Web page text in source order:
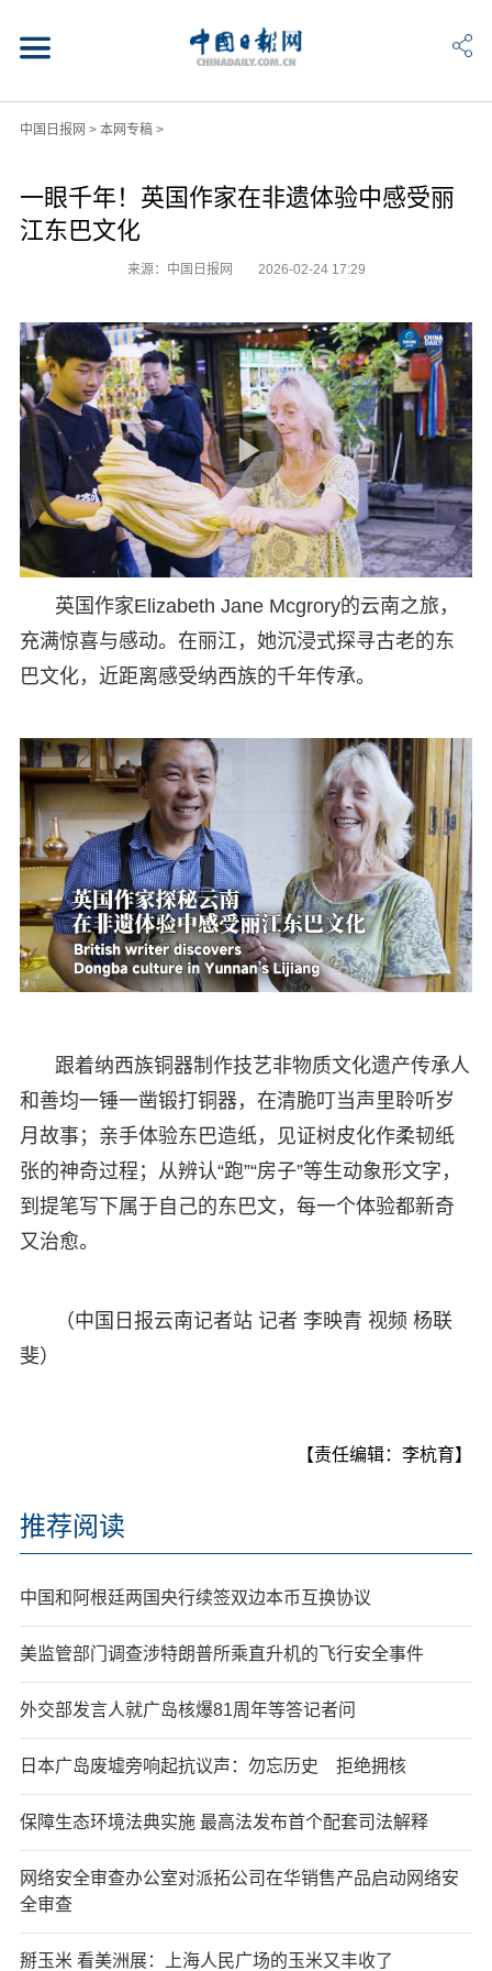
中国日报网 > 本网专稿>
一眼千年！英国作家在非遗体验中感受丽
江东巴文化
来源：中国日报网 2026-02-24 17:29
英国作家Elizabeth Jane Mcgrory的云南之旅，
充满惊喜与感动。在丽江，她沉浸式探寻古老的东
巴文化，近距离感受纳西族的千年传承。
跟着纳西族铜器制作技艺非物质文化遗产传承人
和善均一锤一凿锻打铜器，在清脆叮当声里聆听岁
月故事；亲手体验东巴造纸，见证树皮化作柔韧纸
张的神奇过程；从辨认“跑”“房子”等生动象形文字，
到提笔写下属于自己的东巴文，每一个体验都新奇
又治愈。
（中国日报云南记者站 记者 李映青 视频 杨联
斐）
【责任编辑：李杭育】
推荐阅读
中国和阿根廷两国央行续签双边本币互换协议
美监管部门调查涉特朗普所乘直升机的飞行安全事件
外交部发言人就广岛核爆81周年等答记者问
日本广岛废墟旁响起抗议声：勿忘历史 拒绝拥核
保障生态环境法典实施 最高法发布首个配套司法解释
网络安全审查办公室对派拓公司在华销售产品启动网络安
全审查
掰玉米 看美洲展：上海人民广场的玉米又丰收了